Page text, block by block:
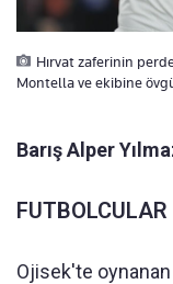
Hırvat zaferinin
Montella ve ekibine
Barış Alper
Ojisek'te